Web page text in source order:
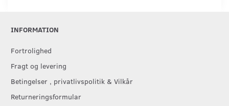
INFORMATION
Fortrolighed
Fragt og levering
Betingelser , privatlivspolitik & Vilkår
Returneringsformular